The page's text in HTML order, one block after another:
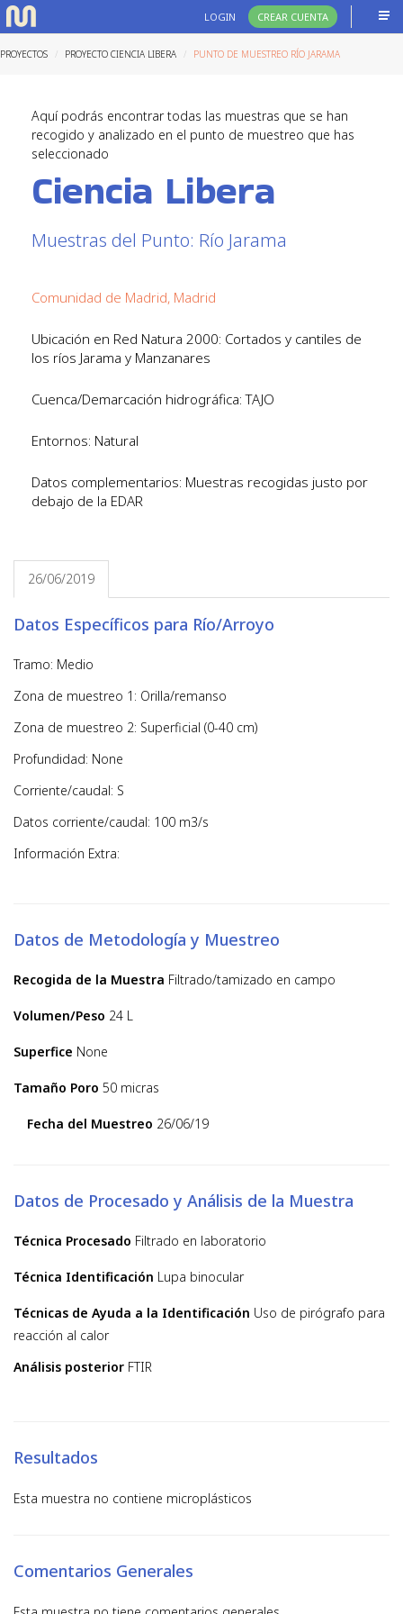
LOGIN CREAR CUENTA
PROYECTOS PROYECTO CIENCIA LIBERA PUNTO DE MUESTREO RÍO JARAMA
Aquí podrás encontrar todas las muestras que se han
recogido y analizado en el punto de muestreo que has
seleccionado
Ciencia Libera
Muestras del Punto: Río Jarama
Comunidad de Madrid, Madrid
Ubicación en Red Natura 2000: Cortados y cantiles de
los ríos Jarama y Manzanares
Cuenca/Demarcación hidrográfica: TAJO
Entornos: Natural
Datos complementarios: Muestras recogidas justo por
debajo de la EDAR
26/06/2019
Datos Específicos para Río/Arroyo
Tramo: Medio
Zona de muestreo 1: Orilla/remanso
Zona de muestreo 2: Superficial (0-40 cm)
Profundidad: None
Corriente/caudal: S
Datos corriente/caudal: 100 m3/s
Información Extra:
Datos de Metodología y Muestreo
Recogida de la Muestra Filtrado/tamizado en campo
Volumen/Peso 24 L
Superfice None
Tamaño Poro 50 micras
Fecha del Muestreo 26/06/19
Datos de Procesado y Análisis de la Muestra
Técnica Procesado Filtrado en laboratorio
Técnica Identificación Lupa binocular
Técnicas de Ayuda a la Identificación Uso de pirógrafo para
reacción al calor
Análisis posterior FTIR
Resultados
Esta muestra no contiene microplásticos
Comentarios Generales